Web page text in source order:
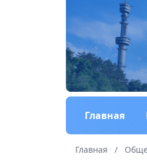
Главная
Главная /